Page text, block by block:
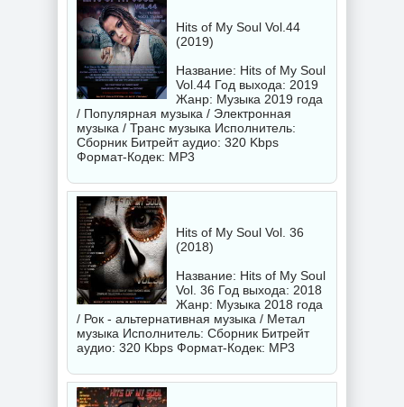
Hits of My Soul Vol.44
(2019)
Название: Hits of My Soul
Vol.44 Год выхода: 2019
Жанр: Музыка 2019 года
/ Популярная музыка / Электронная
музыка / Транс музыка Исполнитель:
Сборник Битрейт аудио: 320 Kbps
Формат-Кодек: MP3
Hits of My Soul Vol. 36
(2018)
Название: Hits of My Soul
Vol. 36 Год выхода: 2018
Жанр: Музыка 2018 года
/ Рок - альтернативная музыка / Метал
музыка Исполнитель: Сборник Битрейт
аудио: 320 Kbps Формат-Кодек: MP3